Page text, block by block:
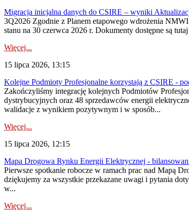
Migracja inicjalna danych do CSIRE – wyniki
3Q2026 Zgodnie z Planem etapowego wdrożenia
stanu na 30 czerwca 2026 r. Dokumenty dostępne są tutaj
Więcej...
15 lipca 2026, 13:15
Kolejne Podmioty Profesjonalne korzystają z CSIRE -
Zakończyliśmy integrację kolejnych Podmiotów
dystrybucyjnych oraz 48 sprzedawców energii
walidacje z wynikiem pozytywnym i w sposób...
Więcej...
15 lipca 2026, 12:15
Mapa Drogowa Rynku Energii Elektrycznej -
Pierwsze spotkanie robocze w ramach prac nad Mapą
dziękujemy za wszystkie przekazane uwagi i pytania
w...
Więcej...